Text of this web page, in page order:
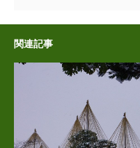
関連記事